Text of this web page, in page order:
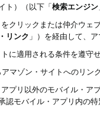
ト）（以下「検索エンジン
クリックまたは仲介ウェ
リンク 」）を経由して、
に適用される条件を遵守
マゾン・サイトへのリン
プリ以外のモバイル・ア
認モバイル・アプリ内の特